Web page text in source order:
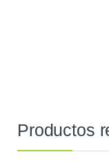
Productos